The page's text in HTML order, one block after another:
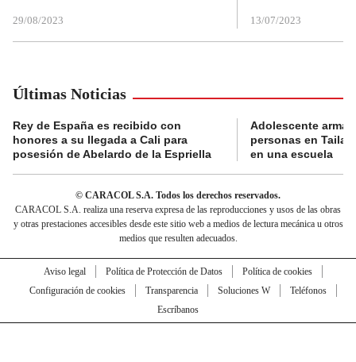
29/08/2023 13/07/2023
Últimas Noticias
Rey de España es recibido con
honores a su llegada a Cali para
posesión de Abelardo de la Espriella
Adolescente
personas en
en una escuela
© CARACOL S.A. Todos los derechos reservados.
CARACOL S.A. realiza una reserva expresa de las reproducciones y usos de las obras
y otras prestaciones accesibles desde este sitio web a medios de lectura mecánica u otros
medios que resulten adecuados.
Aviso legal Política de Protección de Datos
Política de cookies
Configuración de cookies
Transparencia Soluciones W
Teléfonos
Escríbanos